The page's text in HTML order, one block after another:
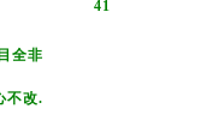
全非
不改.